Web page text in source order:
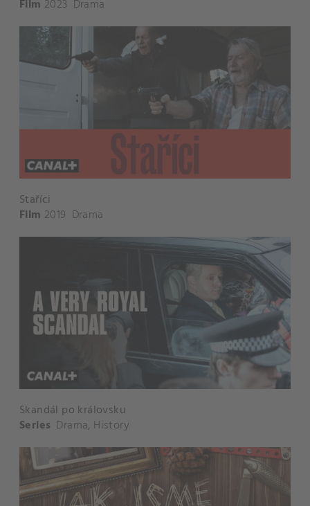
Film 2023 Drama
Staříci
Film 2019 Drama
Skandál po královsku
Series Drama, History